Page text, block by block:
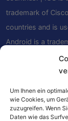
Um Ihnen ein
wie Cookies, um
zuzugreifen. Wenn
Daten wie das
trademark of
countries and is
Android is a
Bluetooth® word
registered
Mindfield
Other trademarks